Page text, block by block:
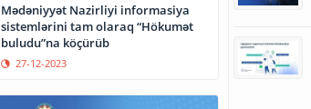
Mədəniyyət Nazirliyi informasiya
sistemlərini tam olaraq “Hökumət
buludu”na köçürüb
27-12-2023